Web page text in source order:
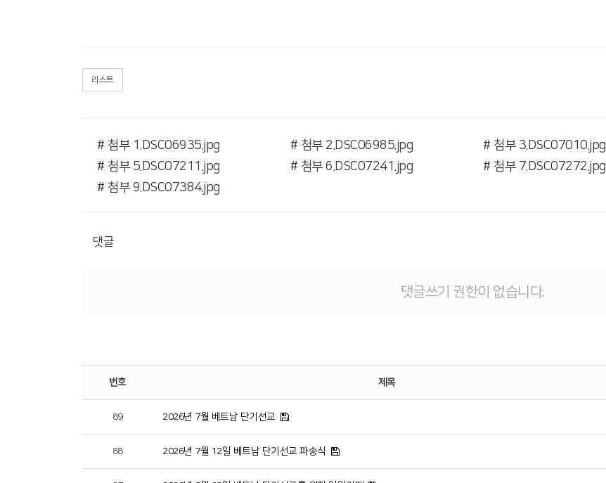
리스트
# 첨부 1.DSC06935.jpg # 첨부 2.DSC06985.jpg # 첨부 3.DSC07010.jpg
# 첨부 5.DSC07211.jpg
# 첨부 6.DSC07241.jpg # 첨부 7.DSC07272.jpg
# 첨부 9.DSC07384.jpg
댓글
댓글쓰기 권한이 없습니다.
번호 제목
89 2026년 7월 베트남 단기선교
88 2026년 7월 12일 베트남 단기선교 파송식